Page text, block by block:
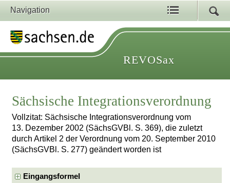
Navigation
REVOSax
Sächsische Integrationsverordnung
Vollzitat: Sächsische Integrationsverordnung vom
13. Dezember 2002 (SächsGVBl. S. 369), die zuletzt
durch Artikel 2 der Verordnung vom 20. September 2010
(SächsGVBl. S. 277) geändert worden ist
Eingangsformel